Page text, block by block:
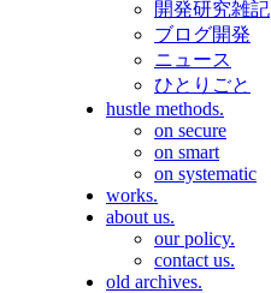
開発研究雑記
ブログ開発
ニュース
ひとりごと
hustle methods.
on secure
on smart
on systematic
works.
about us.
our policy.
contact us.
old archives.